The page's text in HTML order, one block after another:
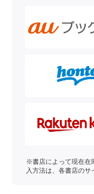
※書店によって現在在
入方法は、各書店のサ